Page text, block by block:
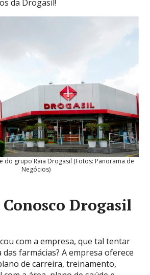
da Drogasil!
do grupo Raia Drogasil (Fotos: Panorama de
Negócios)
Drogasil
com a empresa, que tal tentar
farmácias? A empresa oferece
de carreira, treinamento,